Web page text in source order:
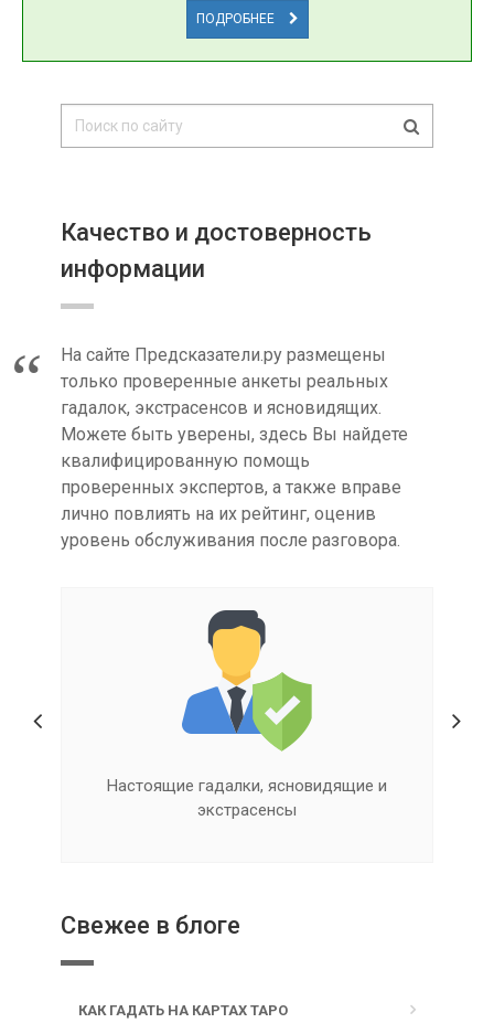
ПОДРОБНЕЕ
Качество и достоверность
информации
На сайте Предсказатели.ру размещены
только проверенные анкеты реальных
гадалок, экстрасенсов и ясновидящих.
Можете быть уверены, здесь Вы найдете
квалифицированную помощь
проверенных экспертов, а также вправе
лично повлиять на их рейтинг, оценив
уровень обслуживания после разговора.
Настоящие гадалки, ясновидящие и
экстрасенсы
Свежее в блоге
КАК ГАДАТЬ НА КАРТАХ ТАРО